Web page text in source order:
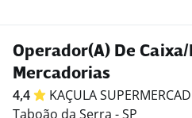
Operador(A) De
Mercadorias
4,4 KAÇULA
Taboão da Serra - SP